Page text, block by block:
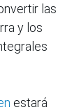
las
y los
estará